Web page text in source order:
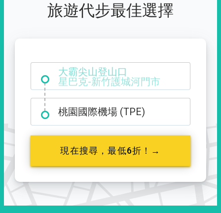
旅遊代步最佳選擇
大霸尖山登山口
桃園國際機場 (TPE)
現在搜尋，最低6折！→